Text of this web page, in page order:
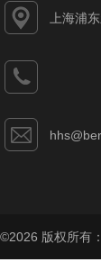
上海浦
©2026 版权所有